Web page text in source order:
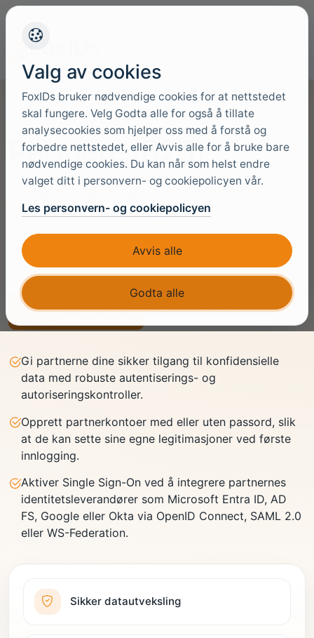
Partnere (B2B)
Business): eksterne organisasjoner som
partnere, leverandører, forhandlere eller
integratorer.
Kom i gang gratis Snakk med en ekspert
Gi partnerne dine sikker tilgang til konfidensielle
data med robuste autentiserings- og
autoriseringskontroller.
Opprett partnerkontoer med eller uten passord, slik
at de kan sette sine egne legitimasjoner ved første
innlogging.
Aktiver Single Sign-On ved å integrere partnernes
identitetsleverandører som Microsoft Entra ID, AD
FS, Google eller Okta via OpenID Connect, SAML 2.0
eller WS-Federation.
Sikker datautveksling
Valg av cookies
FoxIDs bruker nødvendige cookies for at nettstedet
skal fungere. Velg Godta alle for også å tillate
analysecookies som hjelper oss med å forstå og
forbedre nettstedet, eller Avvis alle for å bruke bare
nødvendige cookies. Du kan når som helst endre
valget ditt i personvern- og cookiepolicyen vår.
Les personvern- og cookiepolicyen
Avvis alle
Godta alle